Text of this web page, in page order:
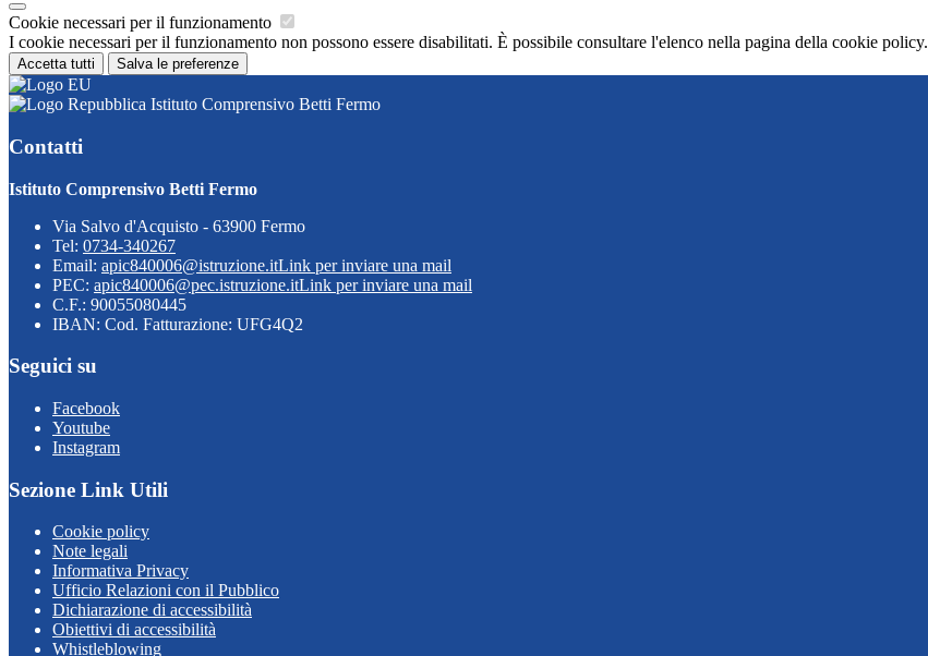
Cookie necessari per il funzionamento
I cookie necessari per il funzionamento non possono essere disabilitati. È possibile consultare l'elenco nella pagina della cookie policy.
Accetta tutti Salva le preferenze
Istituto Comprensivo Betti Fermo
Contatti
Istituto Comprensivo Betti Fermo
Via Salvo d'Acquisto - 63900 Fermo
Tel: 0734-340267
Email: apic840006@istruzione.itLink per inviare una mail
PEC: apic840006@pec.istruzione.itLink per inviare una mail
C.F.: 90055080445
IBAN: Cod. Fatturazione: UFG4Q2
Seguici su
Facebook
Youtube
Instagram
Sezione Link Utili
Cookie policy
Note legali
Informativa Privacy
Ufficio Relazioni con il Pubblico
Dichiarazione di accessibilità
Obiettivi di accessibilità
Whistleblowing